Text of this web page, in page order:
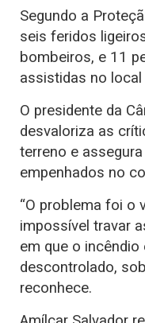
Segundo a
seis feridos
bombeiros, e 11
assistidas no
O presidente da
desvaloriza as
terreno e
empenhados no
“O problema foi o
impossível travar
em que o
descontrolado,
reconhece.